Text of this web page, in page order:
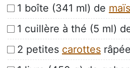
1 boîte (341 ml) de maïs
1 cuillère à thé (5 ml)
2 petites carottes